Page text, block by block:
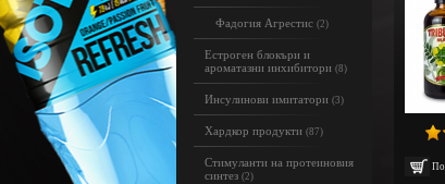
Фадогия Агрестис (2)
Естроген блокъри и
ароматазни инхибитори (8)
Инсулинови имитатори (3)
Хардкор продукти (87)
Стимуланти на протеиновия
синтез (2)